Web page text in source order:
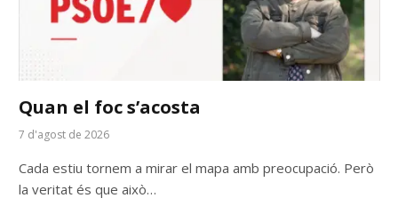
Quan el foc s’acosta
7 d'agost de 2026
Cada estiu tornem a mirar el mapa amb preocupació. Però
la veritat és que això…